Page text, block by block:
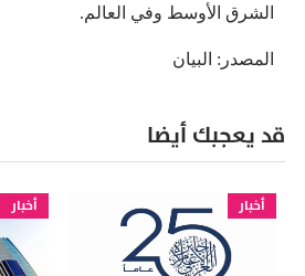
الشرق الأوسط وفي العالم.
المصدر: البيان
قد يعجبك أيضا
أخبار أخبار